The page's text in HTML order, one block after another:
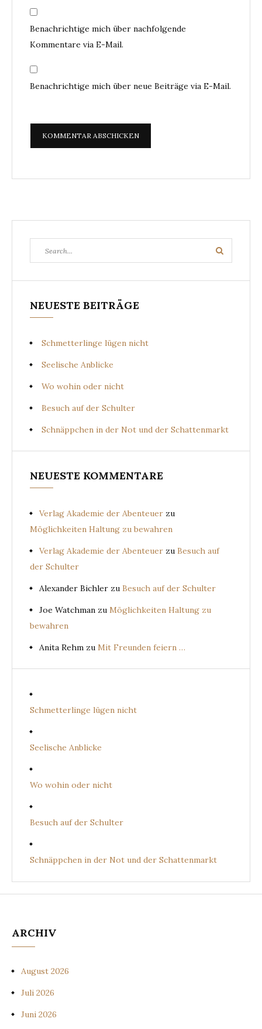
Benachrichtige mich über nachfolgende
Kommentare via E-Mail.
Benachrichtige mich über neue Beiträge via E-Mail.
for:
Search
NEUESTE BEITRÄGE
Schmetterlinge lügen nicht
Seelische Anblicke
Wo wohin oder nicht
Besuch auf der Schulter
Schnäppchen in der Not und der Schattenmarkt
NEUESTE KOMMENTARE
Verlag Akademie der Abenteuer zu
Möglichkeiten Haltung zu bewahren
Verlag Akademie der Abenteuer zu Besuch auf
der Schulter
Alexander Bichler zu Besuch auf der Schulter
Joe Watchman zu Möglichkeiten Haltung zu
bewahren
Anita Rehm zu Mit Freunden feiern …
Schmetterlinge lügen nicht
Seelische Anblicke
Wo wohin oder nicht
Besuch auf der Schulter
Schnäppchen in der Not und der Schattenmarkt
ARCHIV
August 2026
Juli 2026
Juni 2026